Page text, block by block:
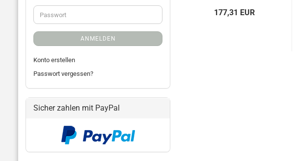
177,31 EUR
ANMELDEN
Konto erstellen
Passwort vergessen?
Sicher zahlen mit PayPal